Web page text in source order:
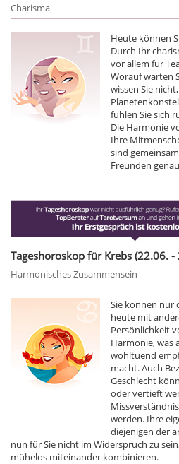
Charisma
Heute können
Durch Ihr
vor allem für
Worauf warten
wissen Sie
fühlen Sie sich
Die Harmonie
Ihre
sind
Freunden
Tageshoroskop für Krebs (22.06. -
Harmonisches Zusammensein
Sie können nur
heute mit
Persönlichkeit
Harmonie, was
wohltuend
macht. Auch
Geschlecht
oder vertieft
werden. Ihre
diejenigen der
nun für Sie nicht im Widerspruch zu
mühelos miteinander kombinieren.